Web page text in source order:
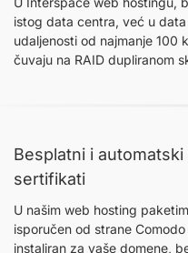
istog data centra, već u
udaljenosti od najmanje 100
čuvaju na RAID dupliranom
Besplatni i
sertifikati
U našim web hosting
isporučen od strane
instaliran za vaše domene,